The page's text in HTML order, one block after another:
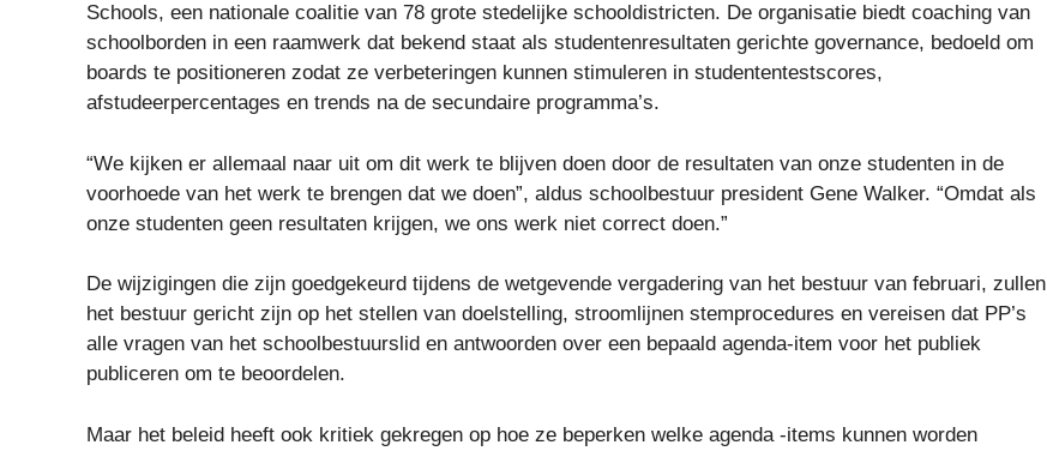
Schools, een nationale coalitie van 78 grote stedelijke schooldistricten. De organisatie biedt coaching van
schoolborden in een raamwerk dat bekend staat als studentenresultaten gerichte governance, bedoeld om
boards te positioneren zodat ze verbeteringen kunnen stimuleren in studententestscores,
afstudeerpercentages en trends na de secundaire programma’s.
“We kijken er allemaal naar uit om dit werk te blijven doen door de resultaten van onze studenten in de
voorhoede van het werk te brengen dat we doen”, aldus schoolbestuur president Gene Walker. “Omdat als
onze studenten geen resultaten krijgen, we ons werk niet correct doen.”
De wijzigingen die zijn goedgekeurd tijdens de wetgevende vergadering van het bestuur van februari, zullen
het bestuur gericht zijn op het stellen van doelstelling, stroomlijnen stemprocedures en vereisen dat PP’s
alle vragen van het schoolbestuurslid en antwoorden over een bepaald agenda-item voor het publiek
publiceren om te beoordelen.
Maar het beleid heeft ook kritiek gekregen op hoe ze beperken welke agenda -items kunnen worden